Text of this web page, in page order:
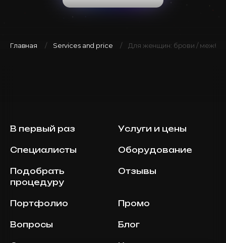
Главная Services and price Для женщин: брови /
В первый раз Услуги и цены
Специалисты Оборудование
Подобрать
процедуру
Отзывы
Портфолио Промо
Вопросы Блог